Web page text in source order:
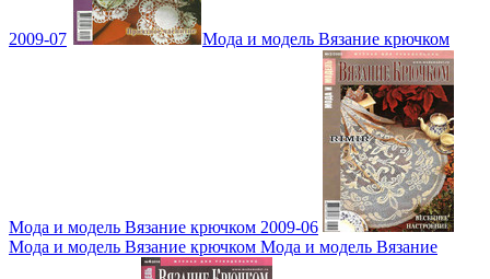
2009-07 Мода и модель Вязание крючком
Мода и модель Вязание крючком 2009-06
Мода и модель Вязание крючком Мода и модель Вязание